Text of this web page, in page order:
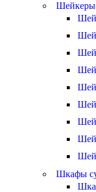
Шейкеры
Шкафы